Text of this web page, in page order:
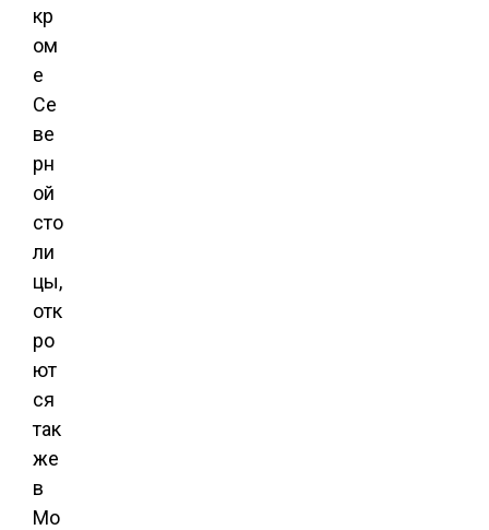
кр
ом
е
Се
ве
рн
ой
сто
ли
цы,
отк
ро
ют
ся
так
же
в
Мо